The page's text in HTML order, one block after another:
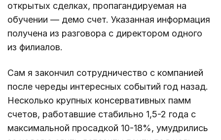
открытых сделках, пропагандируемая на
обучении — демо счет. Указанная информация
получена из разговора с директором одного
из филиалов.
Сам я закончил сотрудничество с компанией
после череды интересных событий год назад.
Несколько крупных консервативных памм
счетов, работавшие стабильно 1,5-2 года с
максимальной просадкой 10-18%, умудрились